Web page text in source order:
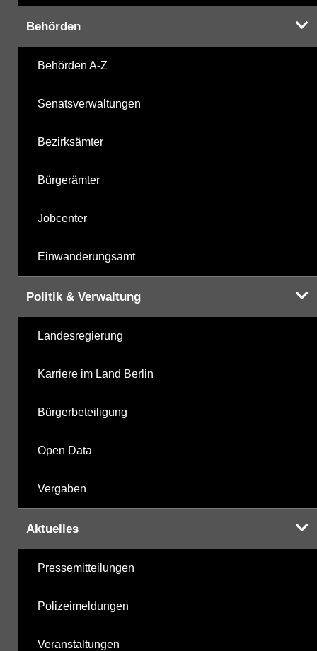
Behörden
Behörden A-Z
Senatsverwaltungen
Bezirksämter
Bürgerämter
Jobcenter
Einwanderungsamt
Politik & Verwaltung
Landesregierung
Karriere im Land Berlin
Bürgerbeteiligung
Open Data
Vergaben
Aktuelles
Pressemitteilungen
Polizeimeldungen
Veranstaltungen